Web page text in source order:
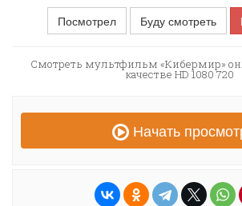
Посмотрел
Буду смотреть
Смотреть мультфильм «Кибермир»
качестве HD 1080 720
Начать